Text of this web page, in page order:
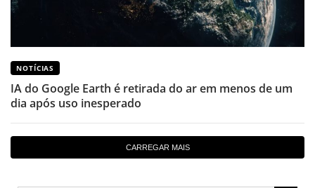
NOTÍCIAS
IA do Google Earth é retirada do ar em menos de um
dia após uso inesperado
CARREGAR MAIS